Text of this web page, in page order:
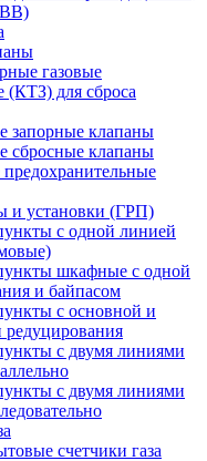
газовые
(КТЗ) для сброса
запорные клапаны
сбросные клапаны
и установки (ГРП)
с одной линией
шкафные с одной
и байпасом
с основной и
редуцирования
с двумя линиями
с двумя линиями
счетчики газа